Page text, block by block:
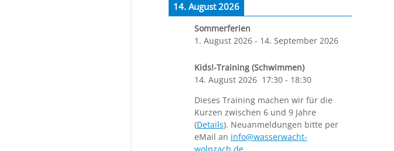
14. August 2026
Sommerferien
1. August 2026- 14. September 2026
Kids!-Training (Schwimmen)
14. August 2026 17:30- 18:30
Dieses Training machen wir für die
Kurzen zwischen 6 und 9 Jahre
(Details). Neuanmeldungen bitte per
eMail an info@wasserwacht-